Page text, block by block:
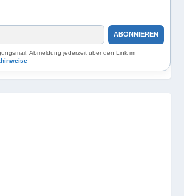
ABONNIEREN
Abmeldung jederzeit über den Link im